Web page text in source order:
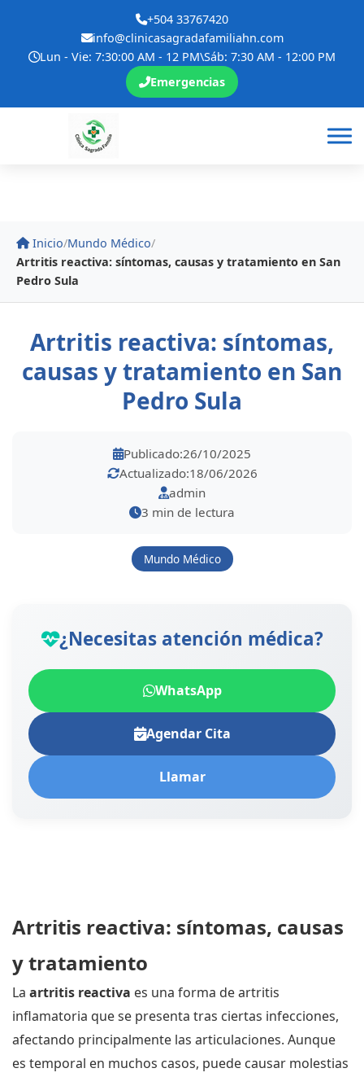
+504 33767420
info@clinicasagradafamiliahn.com
Lun - Vie: 7:30:00 AM - 12 PM\Sáb: 7:30 AM - 12:00 PM
Emergencias
Inicio/Mundo Médico/
Artritis reactiva: síntomas, causas y tratamiento en San
Pedro Sula
Artritis reactiva: síntomas,
causas y tratamiento en San
Pedro Sula
Publicado:26/10/2025
Actualizado:18/06/2026
admin
3 min de lectura
Mundo Médico
¿Necesitas atención médica?
WhatsApp
Agendar Cita
Llamar
Artritis reactiva: síntomas, causas
y tratamiento
La artritis reactiva es una forma de artritis
inflamatoria que se presenta tras ciertas infecciones,
afectando principalmente las articulaciones. Aunque
es temporal en muchos casos, puede causar molestias